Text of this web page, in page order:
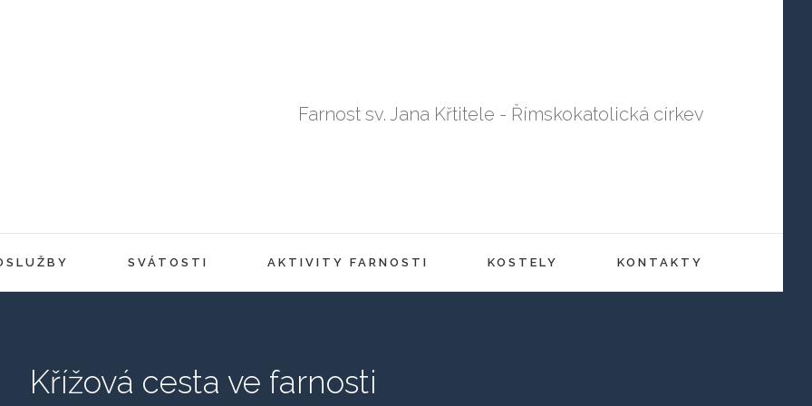
Farnost sv. Jana Křtitele - Římskokatolická církev
SVÁTOSTI AKTIVITY FARNOSTI KOSTELY KONTAKTY
Křížová cesta ve farnosti